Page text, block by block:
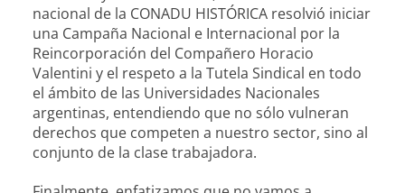
nacional de la CONADU HISTÓRICA resolvió iniciar
una Campaña Nacional e Internacional por la
Reincorporación del Compañero Horacio
Valentini y el respeto a la Tutela Sindical en todo
el ámbito de las Universidades Nacionales
argentinas, entendiendo que no sólo vulneran
derechos que competen a nuestro sector, sino al
conjunto de la clase trabajadora.